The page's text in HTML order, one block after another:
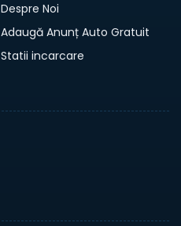
Despre Noi
Adaugă Anunț Auto Gratuit
Statii incarcare